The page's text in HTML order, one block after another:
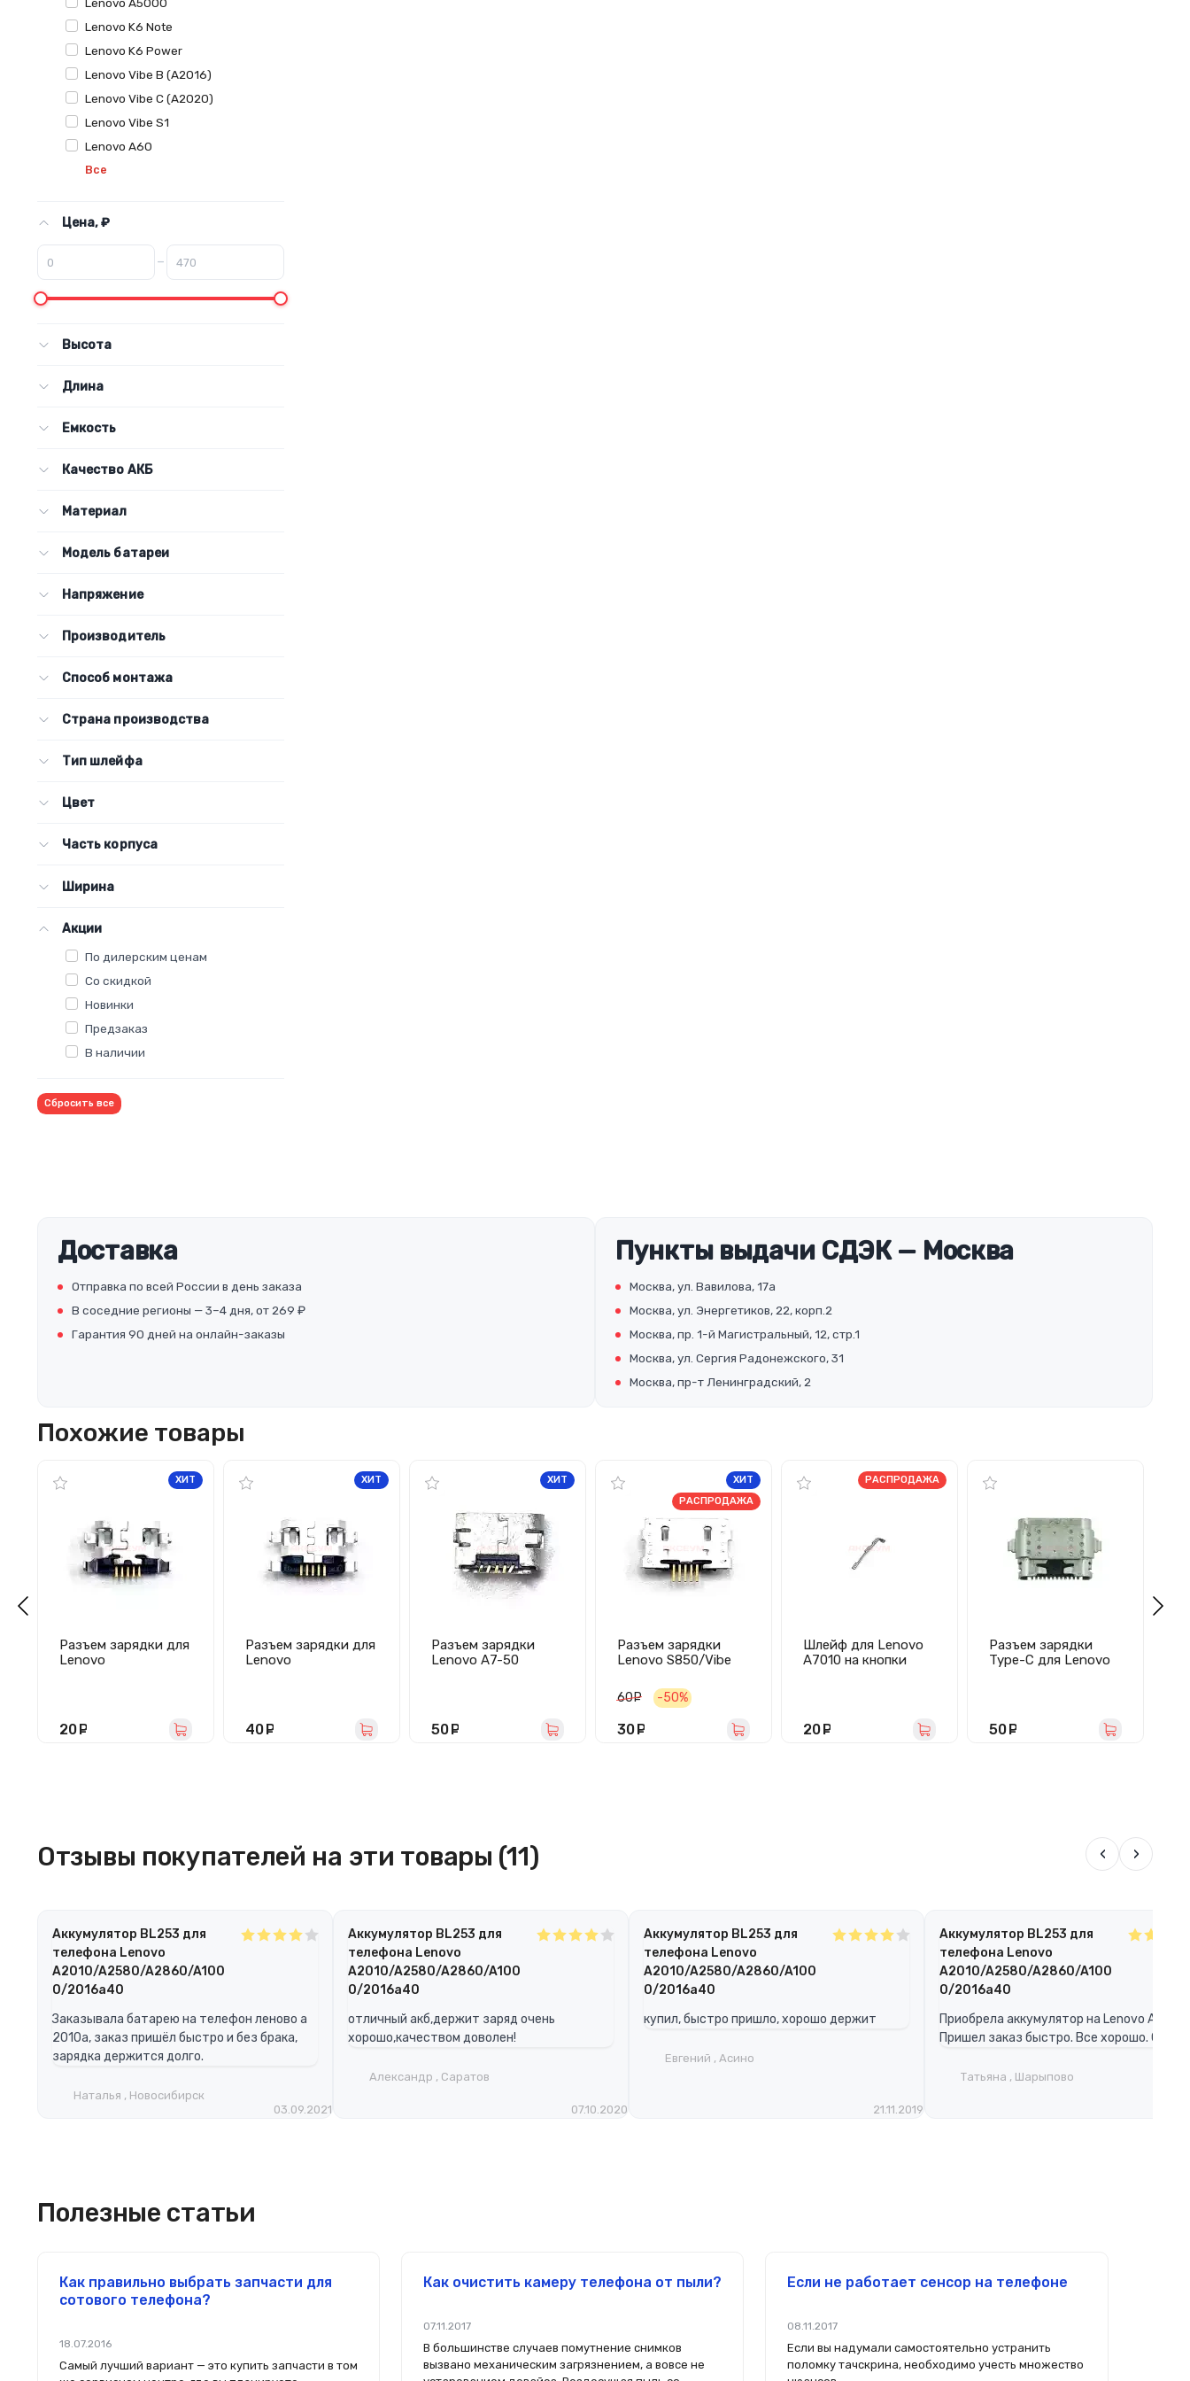
Lenovo K6 Note
Lenovo K6 Power
Lenovo Vibe B (A2016)
Lenovo Vibe C (A2020)
Lenovo Vibe S1
Lenovo A60
Все
Цена, ₽
–
Высота
Длина
Емкость
Качество АКБ
Материал
Модель батареи
Напряжение
Производитель
Способ монтажа
Страна производства
Тип шлейфа
Цвет
Часть корпуса
Ширина
Акции
По дилерским ценам
Со скидкой
Новинки
Предзаказ
В наличии
Сбросить все
Доставка
Отправка по всей России в день заказа
В соседние регионы — 3–4 дня, от 269 ₽
Гарантия 90 дней на онлайн-заказы
Пункты выдачи СДЭК — Москва
Москва, ул. Вавилова, 17а
Москва, ул. Энергетиков, 22, корп.2
Москва, пр. 1-й Магистральный, 12, стр.1
Москва, ул. Сергия Радонежского, 31
Москва, пр-т Ленинградский, 2
Похожие товары
Разъем зарядки для
Lenovo
P780/S650/S660/S7
20/S820
ХИТ
20
Разъем зарядки для
Lenovo
ХИТ
40
Разъем зарядки
Lenovo A7-50
ХИТ
50
Разъем зарядки
Lenovo S850/Vibe
ХИТ
РАСПРОДАЖА
60 руб.
-50%
30
Шлейф для Lenovo
A7010 на кнопки
РАСПРОДАЖА
20
Разъем зарядки
Type-C для Lenovo
50
Отзывы покупателей на эти товары (11) ‹ ›
Аккумулятор BL253 для
телефона Lenovo
A2010/A2580/A2860/A100
0/2016a40
Заказывала батарею на телефон леново а
2010а, заказ пришёл быстро и без брака,
зарядка держится долго.
Наталья , Новосибирск
03.09.2021
Аккумулятор BL253 для
телефона Lenovo
A2010/A2580/A2860/A100
0/2016a40
отличный акб,держит заряд очень
хорошо,качеством доволен!
Александр , Саратов
07.10.2020
Аккумулятор BL253 для
телефона Lenovo
A2010/A2580/A2860/A100
0/2016a40
купил, быстро пришло, хорошо держит
Евгений , Асино
21.11.2019
Аккумулятор BL253 для
телефона Lenovo
A2010/A2580/A2860/A100
0/2016a40
Приобрела аккумулятор на Lenovo A1000.
Пришел заказ быстро. Все хорошо.
Татьяна , Шарыпово
Полезные статьи
Как правильно выбрать запчасти для
сотового телефона?
18.07.2016
Самый лучший вариант — это купить запчасти в том
Как очистить камеру телефона от пыли?
07.11.2017
В большинстве случаев помутнение снимков
вызвано механическим загрязнением, а вовсе не
Если не работает сенсор на телефоне
08.11.2017
Если вы надумали самостоятельно устранить
поломку тачскрина, необходимо учесть множество